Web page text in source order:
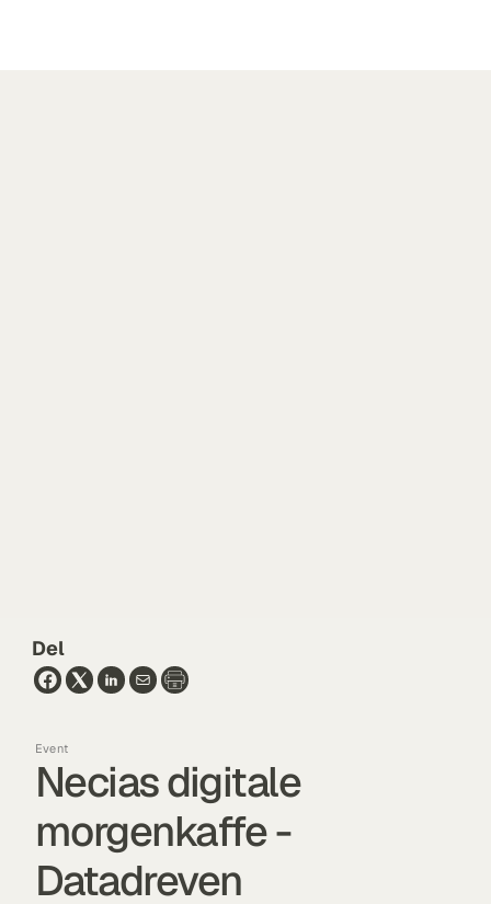
Del
Event
Necias digitale
morgenkaffe -
Datadreven